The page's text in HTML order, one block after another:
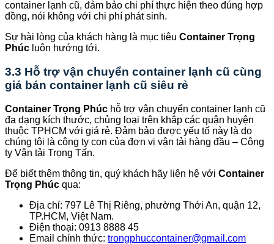
container lạnh cũ, đảm bảo chi phí thực hiện theo đúng hợp
đồng, nói không với chi phí phát sinh.
Sự hài lòng của khách hàng là mục tiêu Container Trọng
Phúc luôn hướng tới.
3.3 Hỗ trợ vận chuyển container lạnh cũ cùng
giá bán container lạnh cũ siêu rẻ
Container Trọng Phúc hỗ trợ vận chuyển container lạnh cũ
đa dạng kích thước, chủng loại trên khắp các quận huyện
thuộc TPHCM với giá rẻ. Đảm bảo được yếu tố này là do
chúng tôi là công ty con của đơn vị vận tải hàng đầu – Công
ty Vận tải Trọng Tấn.
Để biết thêm thông tin, quý khách hãy liên hệ với Container
Trọng Phúc qua:
Địa chỉ: 797 Lê Thị Riêng, phường Thới An, quận 12,
TP.HCM, Việt Nam.
Điện thoại: 0913 8888 45
Email chính thức: trongphuccontainer@gmail.com